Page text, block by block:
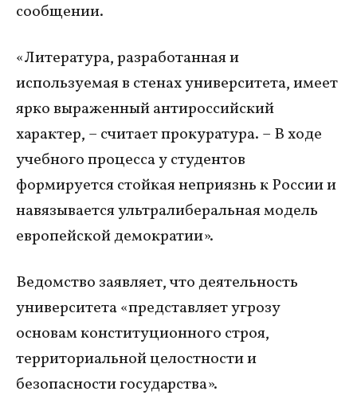
сообщении.
«Литература, разработанная и
используемая в стенах университета, имеет
ярко выраженный антироссийский
характер, – считает прокуратура. – В ходе
учебного процесса у студентов
формируется стойкая неприязнь к России и
навязывается ультралиберальная модель
европейской демократии».
Ведомство заявляет, что деятельность
университета «представляет угрозу
основам конституционного строя,
территориальной целостности и
безопасности государства».